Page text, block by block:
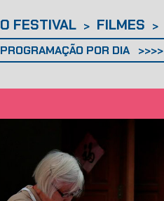
O FESTIVAL > FILMES >
PROGRAMAÇÃO POR DIA >>>>